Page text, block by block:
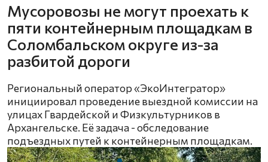
Мусоровозы не могут проехать к
пяти контейнерным площадкам в
Соломбальском округе из-за
разбитой дороги
Региональный оператор «ЭкоИнтегратор»
инициировал проведение выездной комиссии на
улицах Гвардейской и Физкультурников в
Архангельске. Её задача - обследование
подъездных путей к контейнерным площадкам.